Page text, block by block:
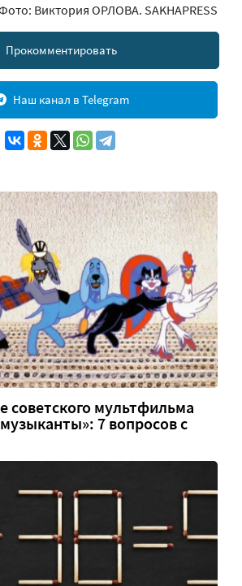
Виктория ОРЛОВА. SAKHAPRESS
Прокомментировать
Наш канал в Telegram
советского мультфильма
7 вопросов с